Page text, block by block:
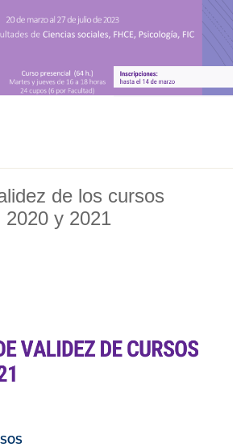
de los cursos
2020 y 2021